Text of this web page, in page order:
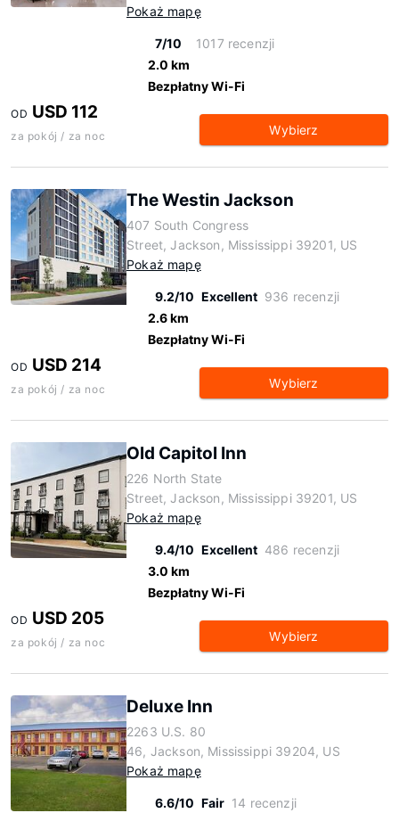
Pokaż mapę
7/10
1017 recenzji
2.0 km
Bezpłatny Wi-Fi
OD USD 112
za pokój / za noc Wybierz
The Westin Jackson
407 South Congress
Street, Jackson, Mississippi 39201, US
Pokaż mapę
9.2/10 Excellent 936 recenzji
2.6 km
Bezpłatny Wi-Fi
OD USD 214
za pokój / za noc Wybierz
Old Capitol Inn
226 North State
Street, Jackson, Mississippi 39201, US
Pokaż mapę
9.4/10 Excellent 486 recenzji
3.0 km
Bezpłatny Wi-Fi
OD USD 205
za pokój / za noc Wybierz
Deluxe Inn
2263 U.S. 80
46, Jackson, Mississippi 39204, US
Pokaż mapę
6.6/10 Fair 14 recenzji